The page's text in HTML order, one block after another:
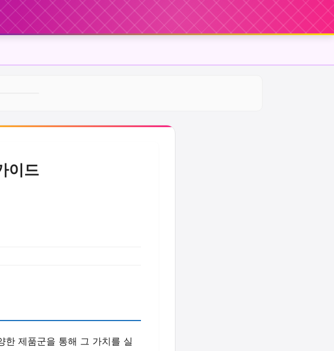
이드
한 제품군을 통해 그 가치를 실